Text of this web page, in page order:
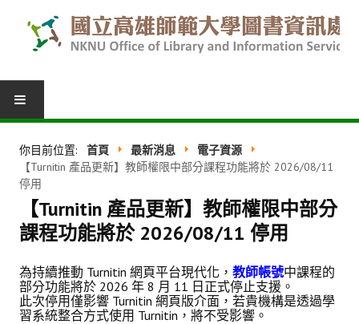
我的圖書館
借閱紀錄
圖書推薦
館際合作
表單下載
你目前位置: 首頁 最新消息
電子資源
【Turnitin 產品更新】教師權限中部分課程功能將於 2026/08/11
停用
【Turnitin 產品更新】教師權限中部分
課程功能將於 2026/08/11 停用
為持續推動 Turnitin 網頁平台現代化， 教師帳號中課程的
部分功能將於 2026 年 8 月 11 日正式停止支援。
此次停用僅影響 Turnitin 網頁版介面，若貴機構是透過學
習系統整合方式使用 Turnitin，將不受影響。